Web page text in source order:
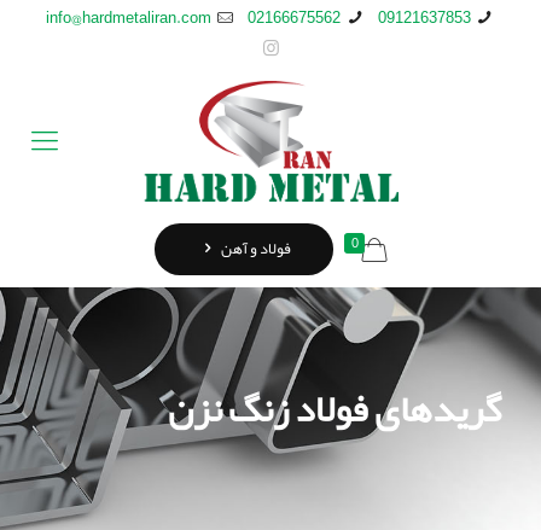
09121637853
02166675562
info@hardmetaliran.com
0 فولاد و آهن
گریدهای فولاد زنگ نزن